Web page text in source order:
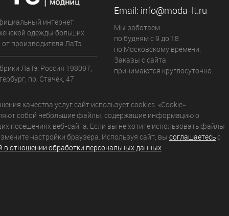
интернет
одежды больших
производителя ЛаТэ.
ЛаТэ: Россия 198097,
пр. Стачек, 47
Email: info@moda-lt.ru
Мы работаем
по будням с 9 до 18
по Московскому времени.
Заказы с сайта
принимаются круглосуточно.
качества услуг сайт использует cookies. «Cookie»
собой небольшие файлы, содержащие информацию о
посещениях веб-сайта. Если вы не хотите использовать файлы
настройки браузера. Используя сайт, вы соглашаетесьс
в отношении обработки персональных данных